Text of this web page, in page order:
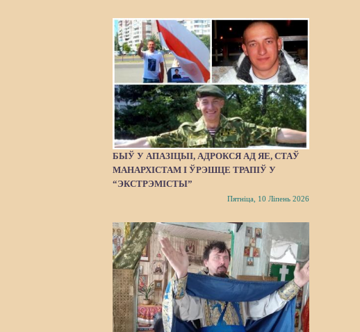
БЫЎ У АПАЗІЦЫІ, АДРОКСЯ АД ЯЕ, СТАЎ
МАНАРХІСТАМ І ЎРЭШЦЕ ТРАПІЎ У
“ЭКСТРЭМІСТЫ”
Пятніца, 10 Ліпень 2026